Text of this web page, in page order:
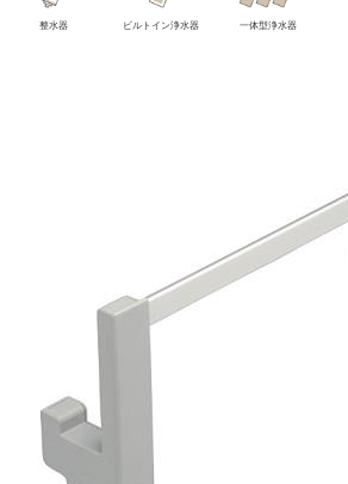
整水器 ビルトイン浄水器 一体型浄水器